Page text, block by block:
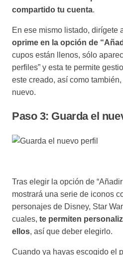
compartido tu cuenta.
En ese mismo listado, dirígete
oprime en la opción de
cupos están llenos, sólo
perfiles” y esta te permite
este creado, así como
nuevo.
Paso 3: Guarda el
Tras elegir la opción de
mostrará una serie de iconos
personajes de Disney, Star
cuales, te permiten
ellos, así que deber elegirlo.
Cuando ya hayas escogido el